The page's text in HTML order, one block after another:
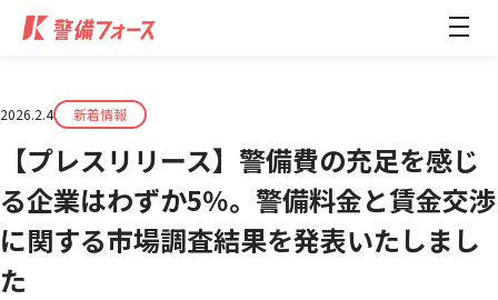
メ
2026.2.4 新着情報
【プレスリリース】警備費の充足を感じ
る企業はわずか5％。警備料金と賃金交渉
に関する市場調査結果を発表いたしまし
た